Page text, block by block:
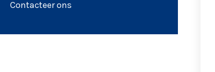
Contacteer ons